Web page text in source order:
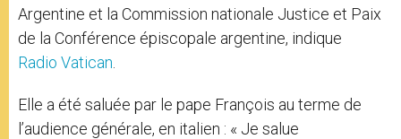
Argentine et la Commission nationale Justice et Paix
de la Conférence épiscopale argentine, indique
Radio Vatican
Elle a été saluée par le pape François au terme de
l’audience générale, en italien : « Je salue